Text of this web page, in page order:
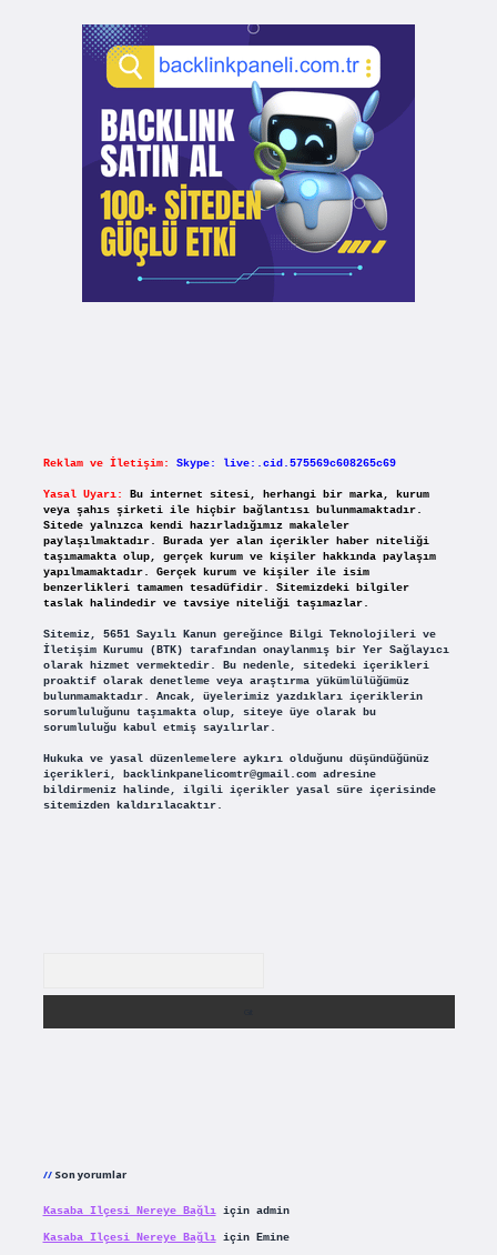
Reklam ve İletişim: Skype: live:.cid.575569c608265c69
Yasal Uyarı:
Bu internet sitesi, herhangi bir marka, kurum
veya şahıs şirketi ile hiçbir bağlantısı bulunmamaktadır.
Sitede yalnızca kendi hazırladığımız makaleler
paylaşılmaktadır. Burada yer alan içerikler haber niteliği
taşımamakta olup, gerçek kurum ve kişiler hakkında paylaşım
yapılmamaktadır. Gerçek kurum ve kişiler ile isim
benzerlikleri tamamen tesadüfidir. Sitemizdeki bilgiler
taslak halindedir ve tavsiye niteliği taşımazlar.
Sitemiz, 5651 Sayılı Kanun gereğince Bilgi Teknolojileri ve
İletişim Kurumu (BTK) tarafından onaylanmış bir Yer Sağlayıcı
olarak hizmet vermektedir. Bu nedenle, sitedeki içerikleri
proaktif olarak denetleme veya araştırma yükümlülüğümüz
bulunmamaktadır. Ancak, üyelerimiz yazdıkları içeriklerin
sorumluluğunu taşımakta olup, siteye üye olarak bu
sorumluluğu kabul etmiş sayılırlar.
Hukuka ve yasal düzenlemelere aykırı olduğunu düşündüğünüz
içerikleri, backlinkpanelicomtr@gmail.comadresine
bildirmeniz halinde, ilgili içerikler yasal süre içerisinde
sitemizden kaldırılacaktır.
Son yorumlar
Kasaba Ilçesi Nereye Bağlıiçin admin
Kasaba Ilçesi Nereye Bağlıiçin Emine